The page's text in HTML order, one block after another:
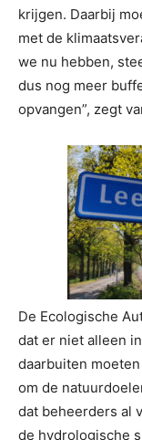
krijgen. Daarbij
met de
we nu hebben,
dus nog meer
opvangen”, zegt
De Ecologische
dat er niet alleen
daarbuiten
om de
dat beheerders al
de hydrologische